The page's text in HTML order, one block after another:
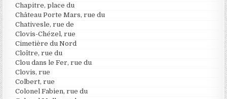
Chapitre, place du
Château Porte Mars, rue du
Chativesle, rue de
Clovis-Chézel, rue
Cimetière du Nord
Cloître, rue du
Clou dans le Fer, rue du
Clovis, rue
Colbert, rue
Colonel Fabien, rue du